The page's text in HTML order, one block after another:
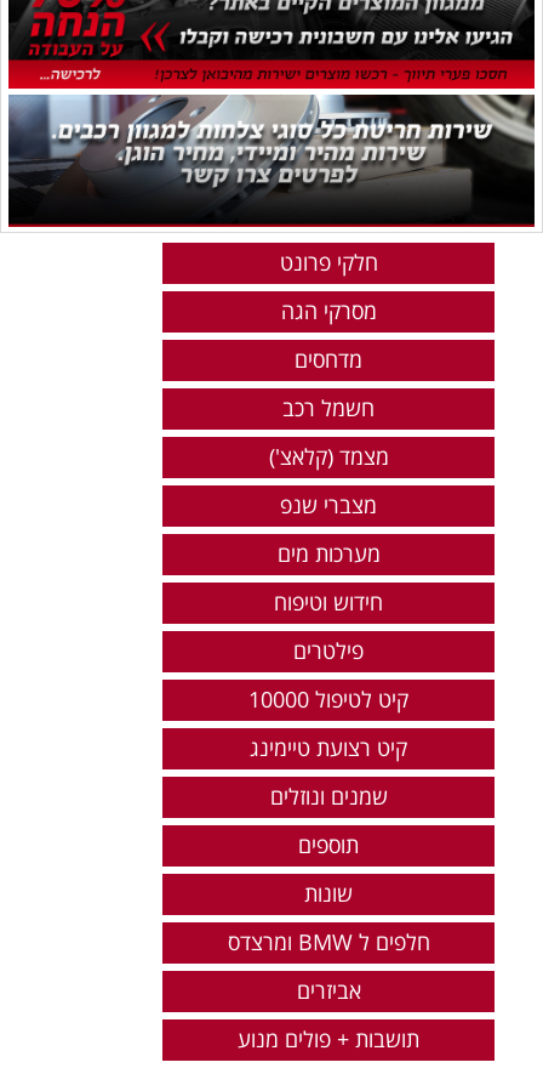
חלקי פרונט
מסרקי הגה
מדחסים
חשמל רכב
מצמד (קלאצ')
מצברי שנפ
מערכות מים
חידוש וטיפוח
פילטרים
קיט לטיפול 10000
קיט רצועת טיימינג
שמנים ונוזלים
תוספים
שונות
חלפים ל BMW ומרצדס
אביזרים
תושבות + פולים מנוע